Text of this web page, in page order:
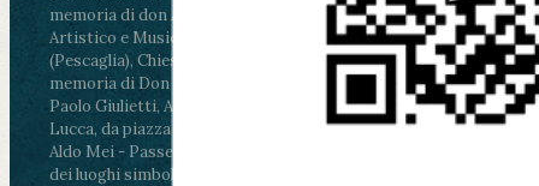
memoria di don Aldo Mei curato dal Liceo
Artistico e Musicale “Passaglia”
ore 18 - Fiano
(Pescaglia), Chiesa parrocchiale - Messa in
memoria di Don Aldo Mei celebrata da mons.
Paolo Giulietti, Arcivescovo di Lucca
ore 20.30 -
Lucca, da piazza San Michele al Cippo di don
Aldo Mei - Passeggiata della Memoria in alcuni
dei luoghi simbolo della città. Ritrovo alle ore